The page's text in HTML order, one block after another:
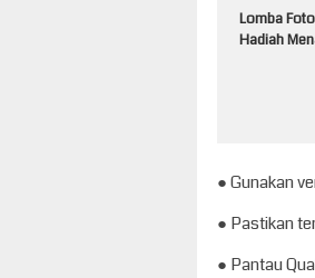
Lomba
Hadiah
● Gunakan
● Pastikan
● Pantau